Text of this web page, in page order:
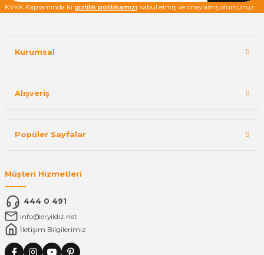
KVKK Kapsamında ki gizlilik politikamızı kabul etmiş ve onaylamış olursunuz.
Kurumsal
Alışveriş
Popüler Sayfalar
Müşteri Hizmetleri
444 0 491
info@eryildiz.net
İletişim Bilgilerimiz